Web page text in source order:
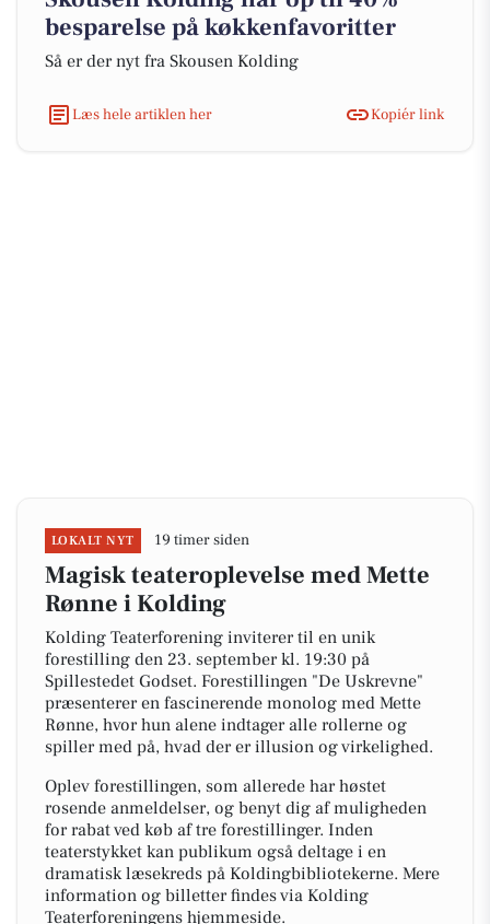
besparelse på køkkenfavoritter
Så er der nyt fra Skousen Kolding
Læs hele artiklen her Kopiér link
LOKALT NYT 19 timer siden
Magisk teateroplevelse med Mette
Rønne i Kolding
Kolding Teaterforening inviterer til en unik
forestilling den 23. september kl. 19:30 på
Spillestedet Godset. Forestillingen "De Uskrevne"
præsenterer en fascinerende monolog med Mette
Rønne, hvor hun alene indtager alle rollerne og
spiller med på, hvad der er illusion og virkelighed.
Oplev forestillingen, som allerede har høstet
rosende anmeldelser, og benyt dig af muligheden
for rabat ved køb af tre forestillinger. Inden
teaterstykket kan publikum også deltage i en
dramatisk læsekreds på Koldingbibliotekerne. Mere
information og billetter findes via Kolding
Teaterforeningens hjemmeside.